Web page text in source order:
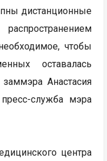
дистанционные
чтобы
оставалась
Анастасия
служба мэра
центра